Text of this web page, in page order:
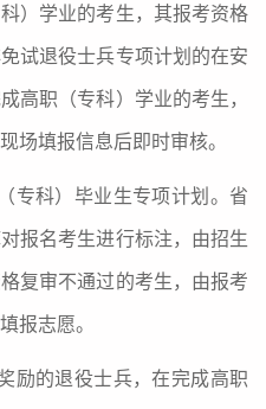
）学业的考生，其报考资格
试退役士兵专项计划的在安
高职（专科）学业的考生，
场填报信息后即时审核。
专科）毕业生专项计划。省
报名考生进行标注，由招生
复审不通过的考生，由报考
报志愿。
励的退役士兵，在完成高职